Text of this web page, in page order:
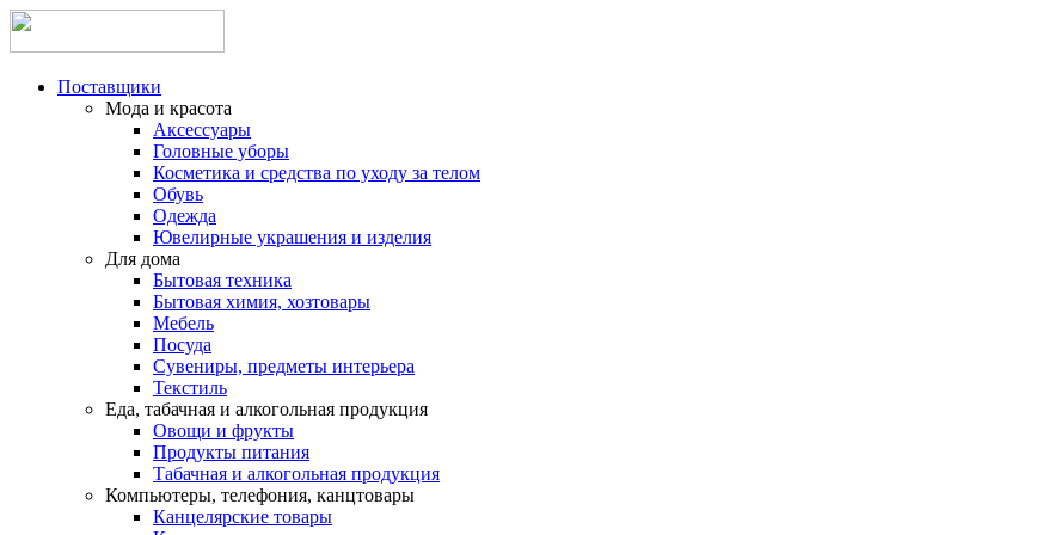
Поставщики
Мода и красота
Аксессуары
Головные уборы
Косметика и средства по уходу за телом
Обувь
Одежда
Ювелирные украшения и изделия
Для дома
Бытовая техника
Бытовая химия, хозтовары
Мебель
Посуда
Сувениры, предметы интерьера
Текстиль
Еда, табачная и алкогольная продукция
Овощи и фрукты
Продукты питания
Табачная и алкогольная продукция
Компьютеры, телефония, канцтовары
Канцелярские товары